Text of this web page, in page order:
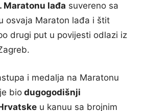
Maratonu lađa suvereno sa
osvaja Maraton lađa i štit
drugi put u povijesti odlazi iz
i medalja na Maratonu
bio dugogodišnji
u kanuu sa brojnim